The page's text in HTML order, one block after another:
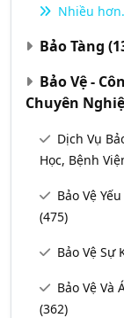
Nhiều
Bảo Tàng
Bảo Vệ -
Chuyên
Dịch Vụ
Học, Bệnh
Bảo Vệ
(475)
Bảo Vệ Sự
Bảo Vệ Và
(362)